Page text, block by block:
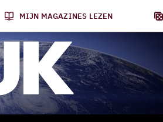
MIJN MAGAZINES LEZEN